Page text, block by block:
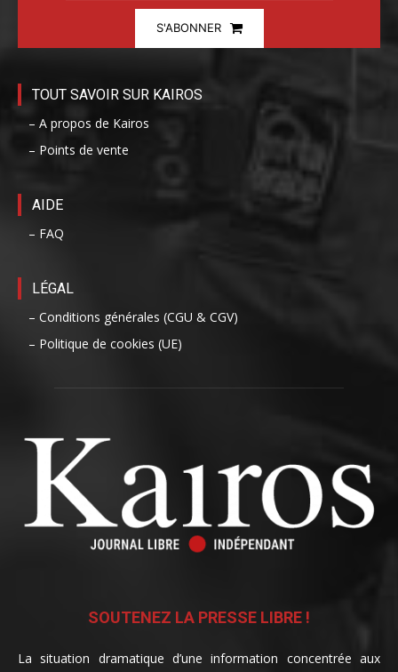
S'ABONNER
TOUT SAVOIR SUR KAIROS
– A propos de Kairos
– Points de vente
AIDE
– FAQ
LÉGAL
– Conditions générales (CGU & CGV)
– Politique de cookies (UE)
SOUTENEZ LA PRESSE LIBRE !
La situation dramatique d’une information concentrée aux